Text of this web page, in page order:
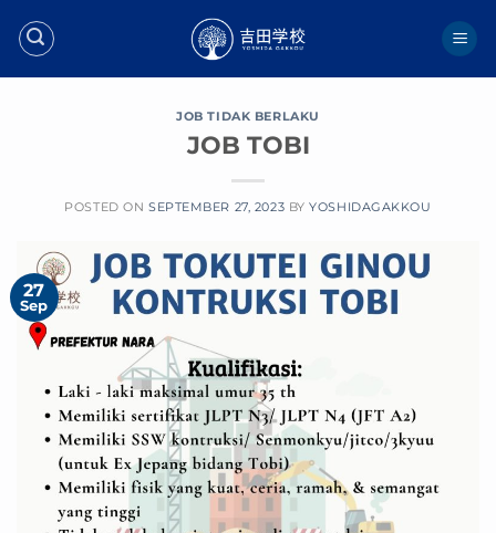
JOB TIDAK BERLAKU
JOB TOBI
POSTED ON SEPTEMBER 27, 2023 BYYOSHIDAGAKKOU
27
Sep